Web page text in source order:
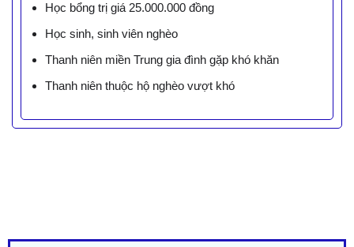
Học bổng trị giá 25.000.000 đồng
Học sinh, sinh viên nghèo
Thanh niên miền Trung gia đình gặp khó khăn
Thanh niên thuộc hộ nghèo vượt khó